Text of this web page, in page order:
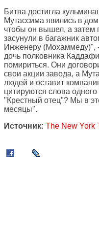
Битва достигла
Мутассима явились в
чтобы он вышел, а затем
засунули в багажник
Инженеру (Мохаммеду)",
дочь полковника
помириться. Они
свои акции завода, а
людей и оставит
цитируются слова
"Крестный отец"? Мы в
месяцы".
Источник: The New York